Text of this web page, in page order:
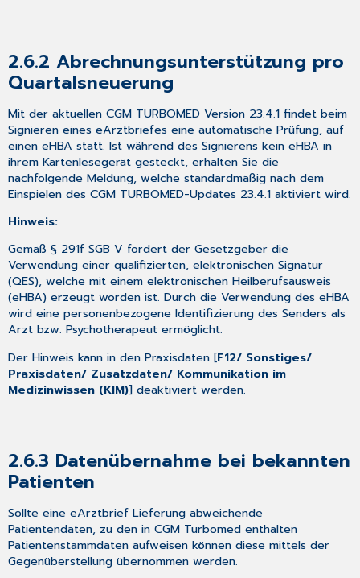
Rezept
im
Detail
Weiterentwicklungen
in
den
CGM
BENCHMARKS
4.4
Digitalisierung
Muster
2
–
Angebote
der
BKK
4.5
CGM
ASSIST-
Studie
zur
fokal
Glomerulosklerose
(FSGS)
Haupteinschlusskriterien:
2.6.2 Abrechnungsunterstützung pro
Quartalsneuerung
Mit der aktuellen CGM TURBOMED Version 23.4.1 findet beim
Signieren eines eArztbriefes eine automatische Prüfung, auf
einen eHBA statt. Ist während des Signierens kein eHBA in
ihrem Kartenlesegerät gesteckt, erhalten Sie die
nachfolgende Meldung, welche standardmäßig nach dem
Einspielen des CGM TURBOMED-Updates 23.4.1 aktiviert wird.
Hinweis:
Gemäß § 291f SGB V fordert der Gesetzgeber die
Verwendung einer qualifizierten, elektronischen Signatur
(QES), welche mit einem elektronischen Heilberufsausweis
(eHBA) erzeugt worden ist. Durch die Verwendung des eHBA
wird eine personenbezogene Identifizierung des Senders als
Arzt bzw. Psychotherapeut ermöglicht.
Der Hinweis kann in den Praxisdaten [F12/ Sonstiges/
Praxisdaten/ Zusatzdaten/ Kommunikation im
Medizinwissen (KIM)] deaktiviert werden.
2.6.3 Datenübernahme bei bekannten
Patienten
Sollte eine eArztbrief Lieferung abweichende
Patientendaten, zu den in CGM Turbomed enthalten
Patientenstammdaten aufweisen können diese mittels der
Gegenüberstellung übernommen werden.